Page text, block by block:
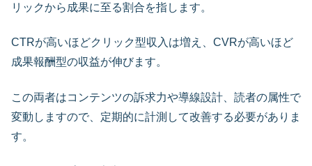
リックから成果に至る割合を指します。
CTRが高いほどクリック型収入は増え、CVRが高いほど
成果報酬型の収益が伸びます。
この両者はコンテンツの訴求力や導線設計、読者の属性で
変動しますので、定期的に計測して改善する必要がありま
す。